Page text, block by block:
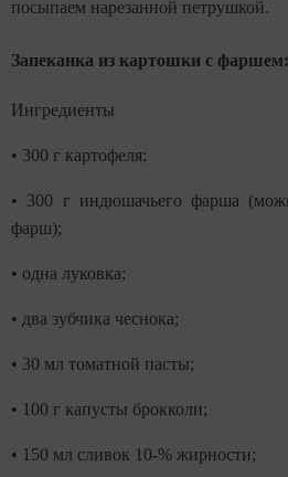
посыпаем нарезанной петрушкой.
Запеканка из картошки с
Ингредиенты
• 300 г картофеля;
• 300 г индюшачьего фарша
фарш);
• одна луковка;
• два зубчика чеснока;
• 30 мл томатной пасты;
• 100 г капусты брокколи;
• 150 мл сливок 10-% жирности;